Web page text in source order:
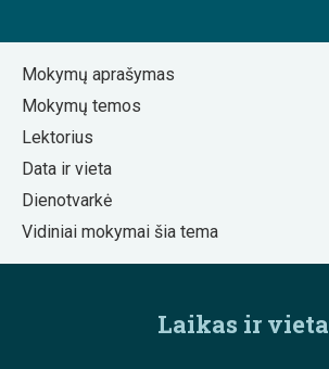
Mokymų aprašymas
Mokymų temos
Lektorius
Data ir vieta
Dienotvarkė
Vidiniai mokymai šia tema
Laikas ir vieta